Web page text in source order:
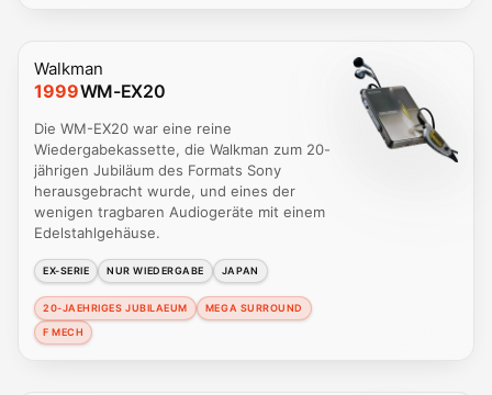
Walkman
1999WM-EX20
Die WM-EX20 war eine reine
Wiedergabekassette, die Walkman zum 20-
jährigen Jubiläum des Formats Sony
herausgebracht wurde, und eines der
wenigen tragbaren Audiogeräte mit einem
Edelstahlgehäuse.
EX-SERIE NUR WIEDERGABE JAPAN
20-JAEHRIGES JUBILAEUM
MEGA SURROUND
F MECH